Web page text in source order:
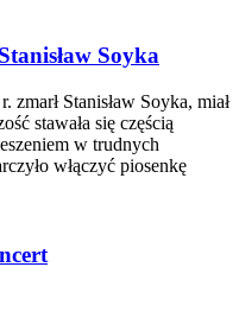
Soyka
zmarł Stanisław Soyka, miał
stawała się częścią
w trudnych
włączyć piosenkę